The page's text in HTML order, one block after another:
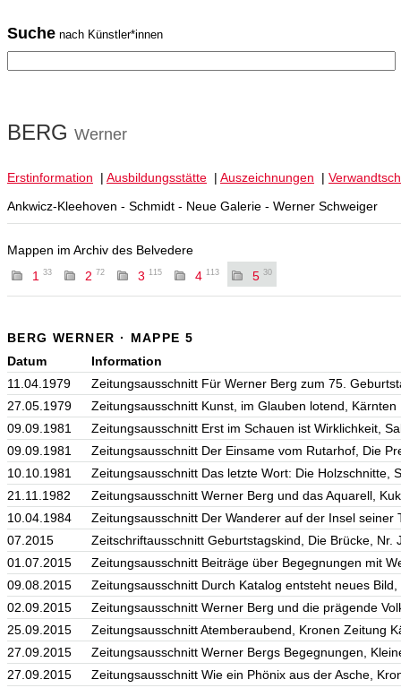
Suche nach Künstler*innen
BERG Werner
Erstinformation | Ausbildungsstätte | Auszeichnungen |
Ankwicz-Kleehoven - Schmidt - Neue Galerie - Werner Schweiger
Mappen im Archiv des Belvedere
1
33 2 72 3 115 4 113 5 30
BERG WERNER · MAPPE 5
Datum
Information
11.04.1979
Zeitungsausschnitt Für Werner Berg zum 75.
27.05.1979
Zeitungsausschnitt Kunst, im Glauben lotend, Kärnten
09.09.1981
Zeitungsausschnitt Erst im Schauen ist Wirklichkeit,
09.09.1981
Zeitungsausschnitt Der Einsame vom Rutarhof, Die
10.10.1981
Zeitungsausschnitt Das letzte Wort: Die Holzschnitte,
21.11.1982
Zeitungsausschnitt Werner Berg und das Aquarell,
10.04.1984
Zeitungsausschnitt Der Wanderer auf der Insel seiner
07.2015
Zeitschriftausschnitt Geburtstagskind, Die Brücke, Nr.
01.07.2015
Zeitungsausschnitt Beiträge über Begegnungen mit
09.08.2015
Zeitungsausschnitt Durch Katalog entsteht neues
02.09.2015
Zeitungsausschnitt Werner Berg und die prägende
25.09.2015
Zeitungsausschnitt Atemberaubend, Kronen Zeitung
27.09.2015
Zeitungsausschnitt Werner Bergs Begegnungen,
27.09.2015
Zeitungsausschnitt Wie ein Phönix aus der Asche,